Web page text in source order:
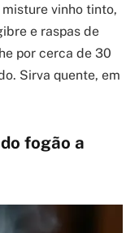
vinho tinto,
e raspas de
por cerca de 30
Sirva quente, em
fogão a